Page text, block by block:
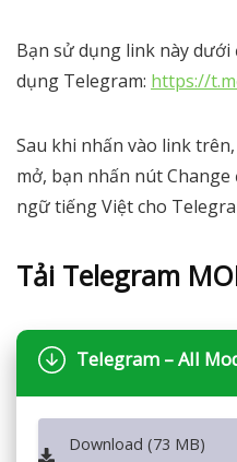
Bạn sử dụng link này
dụng Telegram: https://
Sau khi nhấn vào link
mở, bạn nhấn nút
ngữ tiếng Việt cho
Tải Telegram
Telegram – All
Download (73 MB)